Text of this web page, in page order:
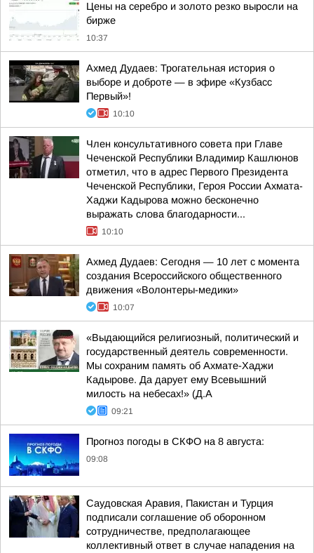
Цены на серебро и золото резко выросли на
бирже
10:37
Ахмед Дудаев: Трогательная история о
выборе и доброте — в эфире «Кузбасс
Первый»!
10:10
Член консультативного совета при Главе
Чеченской Республики Владимир Кашлюнов
отметил, что в адрес Первого Президента
Чеченской Республики, Героя России Ахмата-
Хаджи Кадырова можно бесконечно
выражать слова благодарности...
10:10
Ахмед Дудаев: Сегодня — 10 лет с момента
создания Всероссийского общественного
движения «Волонтеры-медики»
10:07
«Выдающийся религиозный, политический и
государственный деятель современности.
Мы сохраним память об Ахмате-Хаджи
Кадырове. Да дарует ему Всевышний
милость на небесах!» (Д.А
09:21
Прогноз погоды в СКФО на 8 августа:
09:08
Саудовская Аравия, Пакистан и Турция
подписали соглашение об оборонном
сотрудничестве, предполагающее
коллективный ответ в случае нападения на